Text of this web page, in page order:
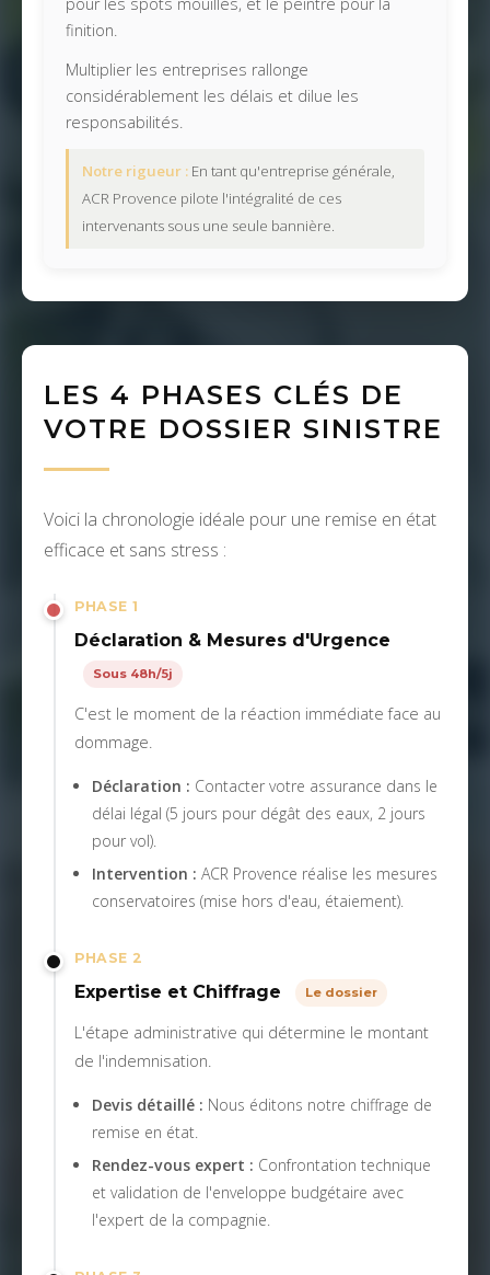
finition.
Multiplier les entreprises rallonge
considérablement les délais et dilue les
responsabilités.
Notre rigueur : En tant qu'entreprise générale,
ACR Provence pilote l'intégralité de ces
intervenants sous une seule bannière.
LES 4 PHASES CLÉS DE
VOTRE DOSSIER SINISTRE
Voici la chronologie idéale pour une remise en état
efficace et sans stress :
PHASE 1
Déclaration & Mesures d'Urgence
Sous 48h/5j
C'est le moment de la réaction immédiate face au
dommage.
Déclaration : Contacter votre assurance dans le
délai légal (5 jours pour dégât des eaux, 2 jours
pour vol).
Intervention : ACR Provence réalise les mesures
conservatoires (mise hors d'eau, étaiement).
PHASE 2
Expertise et Chiffrage Le dossier
L'étape administrative qui détermine le montant
de l'indemnisation.
Devis détaillé : Nous éditons notre chiffrage de
remise en état.
Rendez-vous expert : Confrontation technique
et validation de l'enveloppe budgétaire avec
l'expert de la compagnie.